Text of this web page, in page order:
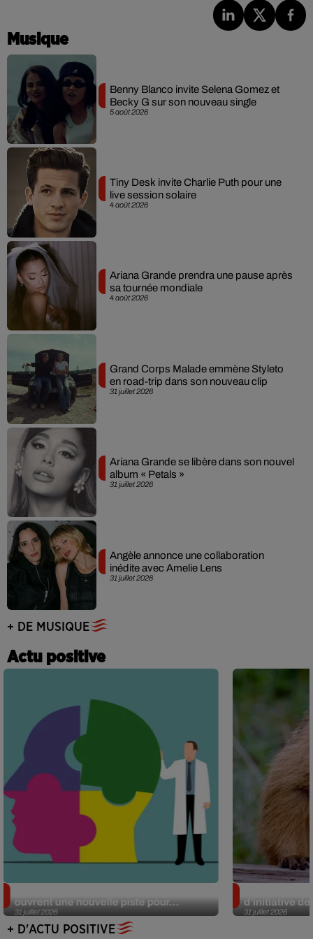
Musique
5 août 2026
Benny Blanco invite Selena Gomez et
Becky G sur son nouveau single
4 août 2026
Tiny Desk invite Charlie Puth pour une
live session solaire
4 août 2026
Ariana Grande prendra une pause après
sa tournée mondiale
31 juillet 2026
Grand Corps Malade emmène Styleto
en road-trip dans son nouveau clip
31 juillet 2026
Ariana Grande se libère dans son nouvel
album « Petals »
31 juillet 2026
Angèle annonce une collaboration
inédite avec Amelie Lens
+ DE MUSIQUE
Actu positive
31 juillet 2026
ouvrent une nouvelle piste pour...
31 juillet 2026
d’initiative
+ D'ACTU POSITIVE